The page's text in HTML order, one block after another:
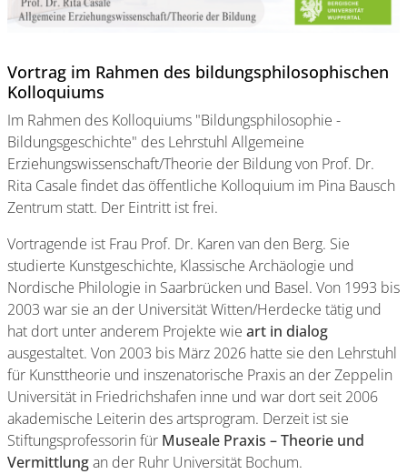
Vortrag im Rahmen des bildungsphilosophischen
Kolloquiums
Im Rahmen des Kolloquiums "Bildungsphilosophie -
Bildungsgeschichte" des Lehrstuhl Allgemeine
Erziehungswissenschaft/Theorie der Bildung von Prof. Dr.
Rita Casale findet das öffentliche Kolloquium im Pina Bausch
Zentrum statt. Der Eintritt ist frei.
Vortragende ist Frau Prof. Dr. Karen van den Berg. Sie
studierte Kunstgeschichte, Klassische Archäologie und
Nordische Philologie in Saarbrücken und Basel. Von 1993 bis
2003 war sie an der Universität Witten/Herdecke tätig und
hat dort unter anderem Projekte wie art in dialog
ausgestaltet. Von 2003 bis März 2026 hatte sie den Lehrstuhl
für Kunsttheorie und inszenatorische Praxis an der Zeppelin
Universität in Friedrichshafen inne und war dort seit 2006
akademische Leiterin des artsprogram. Derzeit ist sie
Stiftungsprofessorin für Museale Praxis – Theorie und
Vermittlungan der Ruhr Universität Bochum.